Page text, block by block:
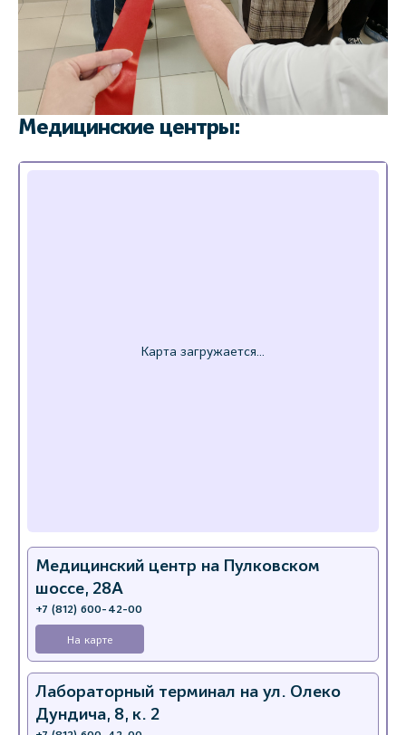
Медицинские центры:
Медицинский центр на Пулковском
шоссе, 28А
+7 (812) 600-42-00
На карте
Лабораторный терминал на ул. Олеко
Дундича, 8, к. 2